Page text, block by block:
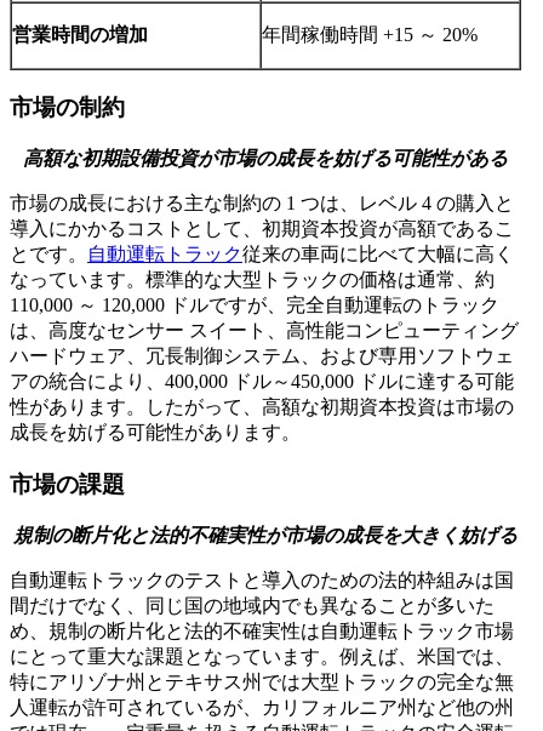
営業時間の増加 年間稼働時間 +15 ～ 20%
市場の制約
高額な初期設備投資が市場の成長を妨げる可能性がある
市場の成長における主な制約の 1 つは、レベル 4 の購入と
導入にかかるコストとして、初期資本投資が高額であるこ
とです。
自動運転トラック従来の車両に比べて大幅に高く
なっています。標準的な大型トラックの価格は通常、約
110,000 ～ 120,000 ドルですが、完全自動運転のトラック
は、高度なセンサー スイート、高性能コンピューティング
ハードウェア、冗長制御システム、および専用ソフトウェ
アの統合により、400,000 ドル～450,000 ドルに達する可能
性があります。したがって、高額な初期資本投資は市場の
成長を妨げる可能性があります。
市場の課題
規制の断片化と法的不確実性が市場の成長を大きく妨げる
自動運転トラックのテストと導入のための法的枠組みは国
間だけでなく、同じ国の地域内でも異なることが多いた
め、規制の断片化と法的不確実性は自動運転トラック市場
にとって重大な課題となっています。例えば、米国では、
特にアリゾナ州とテキサス州では大型トラックの完全な無
人運転が許可されているが、カリフォルニア州など他の州